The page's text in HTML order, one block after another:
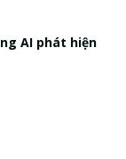
AI phát hiện